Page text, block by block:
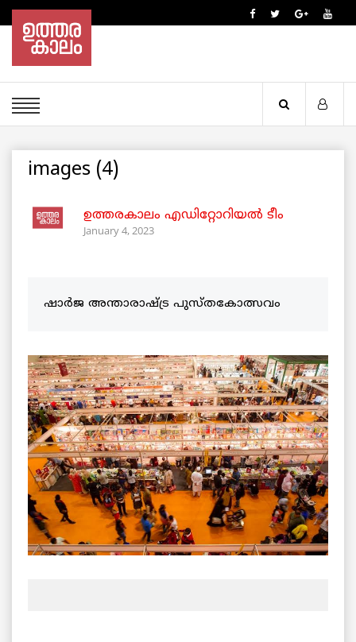
images (4)
ഉത്തരകാലം എഡിറ്റോറിയല്‍ ടീം
January 4, 2023
ഷാർജ അന്താരാഷ്ട്ര പുസ്തകോത്സവം